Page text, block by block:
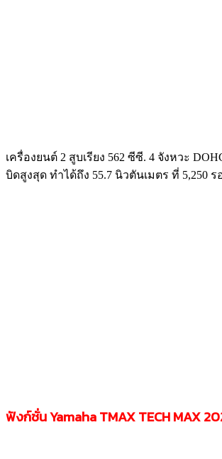
เครื่องยนต์ 2 สูบเรียง 562 ซีซี. 4 จังหวะ
บิดสูงสุด ทำได้ถึง 55.7 นิวตันเมตร ที่ 5,250
ฟังก์ชั่น Yamaha TMAX TECH MAX